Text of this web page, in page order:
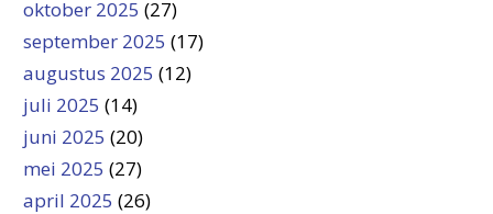
oktober 2025 (27)
september 2025 (17)
augustus 2025 (12)
juli 2025 (14)
juni 2025 (20)
mei 2025 (27)
april 2025 (26)